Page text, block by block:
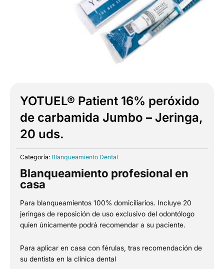
YOTUEL® Patient 16% peróxido
de carbamida Jumbo – Jeringa,
20 uds.
Categoría: Blanqueamiento Dental
Blanqueamiento profesional en
casa
Para blanqueamientos 100% domiciliarios. Incluye 20
jeringas de reposición de uso exclusivo del odontólogo
quien únicamente podrá recomendar a su paciente.
Para aplicar en casa con férulas, tras recomendación de
su dentista en la clínica dental